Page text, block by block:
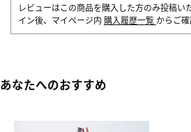
レビューはこの商品を購入した方のみ投稿い
イン後、マイページ内 購入履歴一覧 からご確
あなたへのおすすめ